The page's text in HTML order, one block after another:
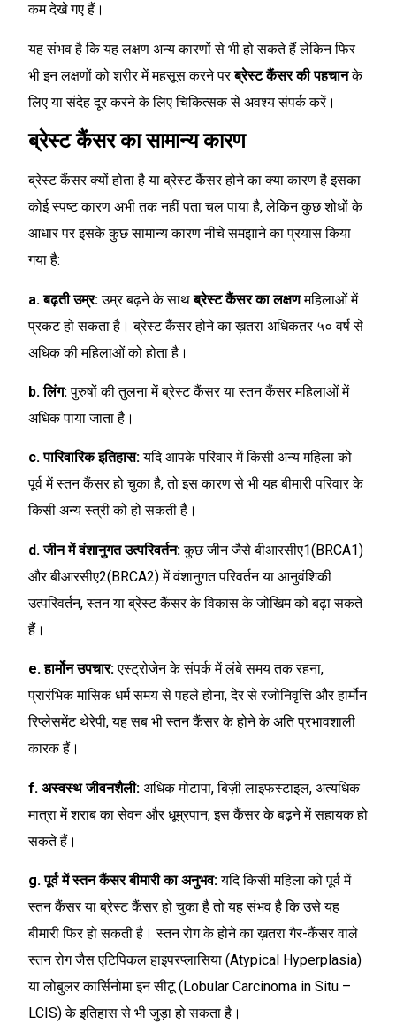
कम देखे गए हैं।
यह संभव है कि यह लक्षण अन्य कारणों से भी हो सकते हैं लेकिन फिर
भी इन लक्षणों को शरीर में महसूस करने परब्रेस्ट कैंसर की पहचानके
लिए या संदेह दूर करने के लिए चिकित्सक से अवश्य संपर्क करें।
ब्रेस्ट कैंसर का सामान्य कारण
ब्रेस्ट कैंसर क्यों होता है या ब्रेस्ट कैंसर होने का क्या कारण है इसका
कोई स्पष्ट कारण अभी तक नहीं पता चल पाया है, लेकिन कुछ शोधों के
आधार पर इसके कुछ सामान्य कारण नीचे समझाने का प्रयास किया
गया है:
a. बढ़ती उम्र:उम्र बढ़ने के साथब्रेस्ट कैंसर का लक्षणमहिलाओं में
प्रकट हो सकता है। ब्रेस्ट कैंसर होने का ख़तरा अधिकतर ५० वर्ष से
अधिक की महिलाओं को होता है।
b. लिंग:पुरुषों की तुलना में ब्रेस्ट कैंसर या स्तन कैंसर महिलाओं में
अधिक पाया जाता है।
c. पारिवारिक इतिहास:यदि आपके परिवार में किसी अन्य महिला को
पूर्व में स्तन कैंसर हो चुका है, तो इस कारण से भी यह बीमारी परिवार के
किसी अन्य स्त्री को हो सकती है।
d. जीन में वंशानुगत उत्परिवर्तन:कुछ जीन जैसे बीआरसीए1(BRCA1)
और बीआरसीए2(BRCA2) में वंशानुगत परिवर्तन या आनुवंशिकी
उत्परिवर्तन, स्तन या ब्रेस्ट कैंसर के विकास के जोखिम को बढ़ा सकते
हैं।
e. हार्मोन उपचार:एस्ट्रोजेन के संपर्क में लंबे समय तक रहना,
प्रारंभिक मासिक धर्म समय से पहले होना, देर से रजोनिवृत्ति और हार्मोन
रिप्लेसमेंट थेरेपी, यह सब भी स्तन कैंसर के होने के अति प्रभावशाली
कारक हैं।
f. अस्वस्थ जीवनशैली: अधिक मोटापा, बिज़ी लाइफस्टाइल, अत्यधिक
मात्रा में शराब का सेवन और धूम्रपान, इस कैंसर के बढ़ने में सहायक हो
सकते हैं।
g. पूर्व में स्तन कैंसर बीमारी का अनुभव:यदि किसी महिला को पूर्व में
स्तन कैंसर या ब्रेस्ट कैंसर हो चुका है तो यह संभव है कि उसे यह
बीमारी फिर हो सकती है। स्तन रोग के होने का ख़तरा गैर-कैंसर वाले
स्तन रोग जैस एटिपिकल हाइपरप्लासिया (Atypical Hyperplasia)
या लोबुलर कार्सिनोमा इन सीटू (Lobular Carcinoma in Situ –
LCIS) के इतिहास से भी जुड़ा हो सकता है।